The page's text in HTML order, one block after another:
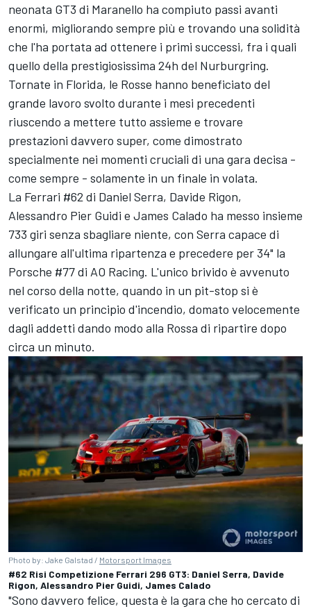
neonata GT3 di Maranello ha compiuto passi avanti
enormi, migliorando sempre più e trovando una solidità
che l'ha portata ad ottenere i primi successi, fra i quali
quello della prestigiosissima 24h del Nurburgring.
Tornate in Florida, le Rosse hanno beneficiato del
grande lavoro svolto durante i mesi precedenti
riuscendo a mettere tutto assieme e trovare
prestazioni davvero super, come dimostrato
specialmente nei momenti cruciali di una gara decisa -
come sempre - solamente in un finale in volata.
La Ferrari #62 di Daniel Serra, Davide Rigon,
Alessandro Pier Guidi e James Calado ha messo insieme
733 giri senza sbagliare niente, con Serra capace di
allungare all'ultima ripartenza e precedere per 34" la
Porsche #77 di AO Racing. L'unico brivido è avvenuto
nel corso della notte, quando in un pit-stop si è
verificato un principio d'incendio, domato velocemente
dagli addetti dando modo alla Rossa di ripartire dopo
circa un minuto.
Photo by: Jake Galstad / Motorsport Images
#62 Risi Competizione Ferrari 296 GT3: Daniel Serra, Davide
Rigon, Alessandro Pier Guidi, James Calado
"Sono davvero felice, questa è la gara che ho cercato di